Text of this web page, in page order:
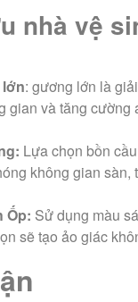
nhà vệ
: gương lớn là
gian và tăng cường
Lựa chọn bồn
không gian sàn,
Ốp: Sử dụng màu
sẽ tạo ảo giác